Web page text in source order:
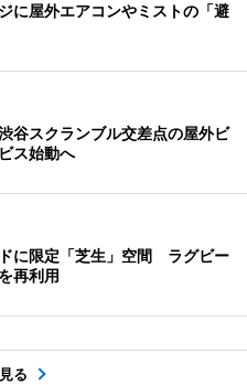
に屋外エアコンやミストの「避
谷スクランブル交差点の屋外ビ
ス始動へ
に限定「芝生」空間 ラグビー
再利用
る